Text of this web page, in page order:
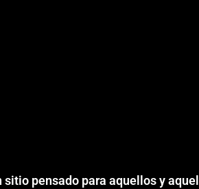
pensado para aquellos y